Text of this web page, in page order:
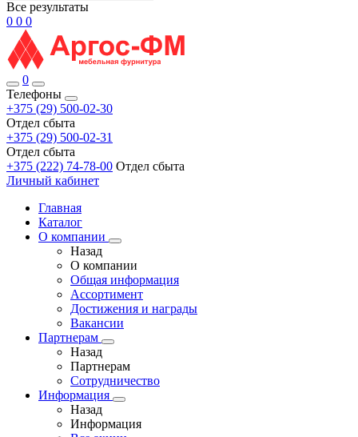
Все результаты
0 0 0
0
Телефоны
+375 (29) 500-02-30
Отдел сбыта
+375 (29) 500-02-31
Отдел сбыта
+375 (222) 74-78-00 Отдел сбыта
Личный кабинет
Главная
Каталог
О компании
Назад
О компании
Общая информация
Ассортимент
Достижения и награды
Вакансии
Партнерам
Назад
Партнерам
Сотрудничество
Информация
Назад
Информация